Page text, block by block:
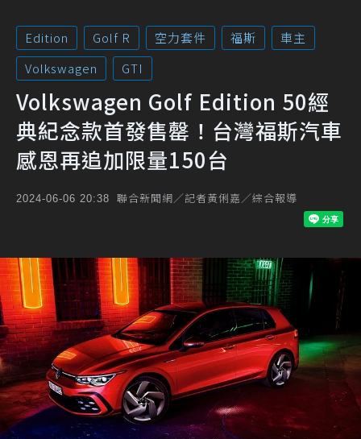
Edition Golf R 空力套件 福斯
車主
Volkswagen
GTI
Volkswagen Golf Edition 50經
典紀念款首發售罄！台灣福斯汽車
感恩再追加限量150台
2024-06-06 20:38 聯合新聞網／記者黃俐嘉／綜合報導